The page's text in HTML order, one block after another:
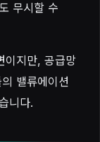
무시할 수
이지만, 공급망
밸류에이션
니다.